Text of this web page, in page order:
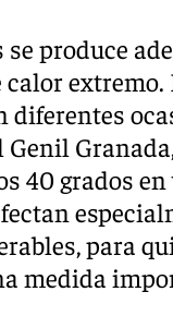
produce
calor
diferentes
Genil
40 grados
para
medida